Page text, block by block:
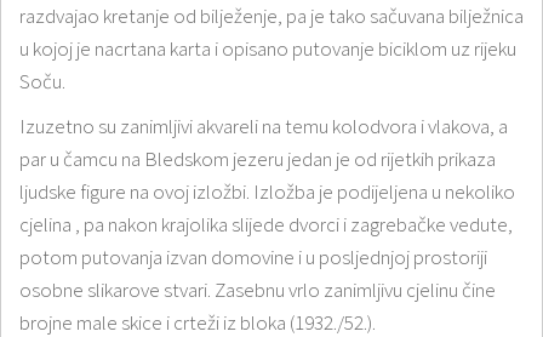
razdvajao kretanje od bilježenje, pa je tako sačuvana bilježnica
u kojoj je nacrtana karta i opisano putovanje biciklom uz rijeku
Soču.
Izuzetno su zanimljivi akvareli na temu kolodvora i vlakova, a
par u čamcu na Bledskom jezeru jedan je od rijetkih prikaza
ljudske figure na ovoj izložbi. Izložba je podijeljena u nekoliko
cjelina , pa nakon krajolika slijede dvorci i zagrebačke vedute,
potom putovanja izvan domovine i u posljednjoj prostoriji
osobne slikarove stvari. Zasebnu vrlo zanimljivu cjelinu čine
brojne male skice i crteži iz bloka (1932./52.).